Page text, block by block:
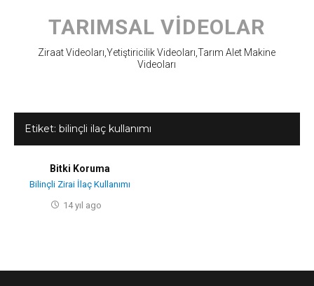
content
TARIMSAL VIDEOLAR
Ziraat Videoları,Yetiştiricilik Videoları,Tarım Alet Makine
Videoları
Etiket: bilinçli ilaç kullanımı
Bitki Koruma
Bilinçli Zirai İlaç Kullanımı
14 yıl ago